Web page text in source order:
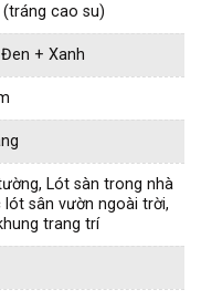
(tráng cao su)
+ Xanh
Lót sàn trong nhà
lót sân vườn ngoài trời,
trang trí